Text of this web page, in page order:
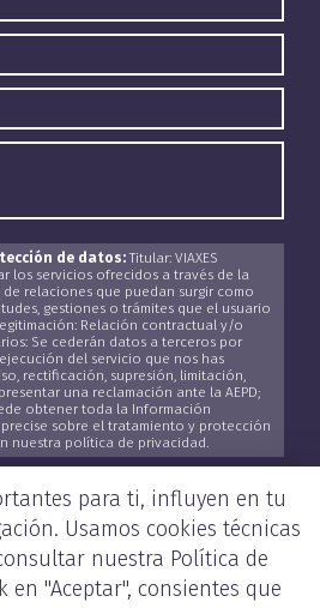
de datos:Titular: VIAXES
los servicios ofrecidos a través de la
relaciones que puedan surgir como
gestiones o trámites que el usuario
Relación contractual y/o
Se cederán datos a terceros por
del servicio que nos has
rectificación, supresión, limitación,
una reclamación ante la AEPD;
obtener toda la Información
sobre el tratamiento y protección
nuestra política de privacidad.
para ti, influyen en tu
Usamos cookies técnicas
nuestra Política de
en "Aceptar", consientes que